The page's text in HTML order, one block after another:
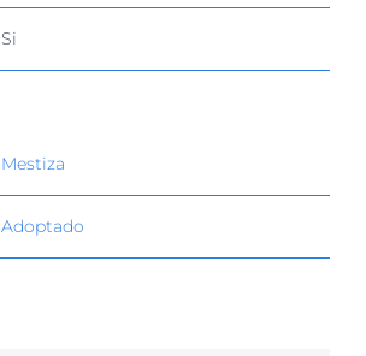
Si
Mestiza
Adoptado